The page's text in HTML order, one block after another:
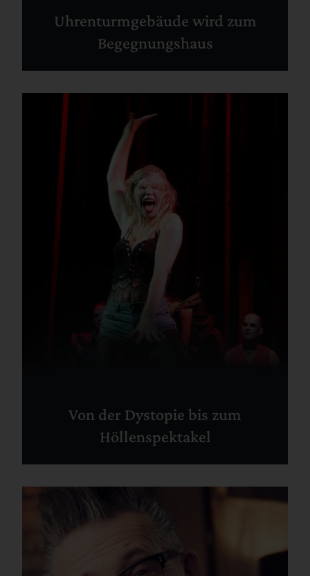
Uhrenturmgebäude wird zum
Begegnungshaus
Von der Dystopie bis zum
Höllenspektakel